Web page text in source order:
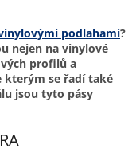
podlahami?
nejen na vinylové
profilů a
kterým se řadí také
jsou tyto pásy